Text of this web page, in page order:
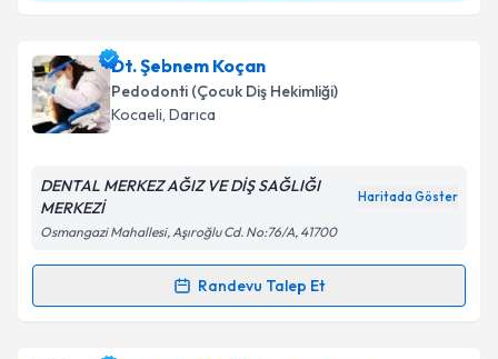
için bir takvim hazırlandığında e-posta ile
bilgilendireceğiz.
E-posta Adresiniz
Kişisel verilerimin işlenmesine ilişkin
Metni'ni okudum ve kişisel verilerimin belirtilen
kapsamda işlenmesini kabul ediyorum.
Dt. Şebnem Koçan
Pedodonti (Çocuk Diş Hekimliği)
Kocaeli, Darıca
DENTAL MERKEZ AĞIZ VE DİŞ SAĞLIĞI
MERKEZİ
Haritada Göster
Osmangazi Mahallesi, Aşıroğlu Cd. No:76/A, 41700
Randevu Talep Et
Randevu Takvimi Talebi